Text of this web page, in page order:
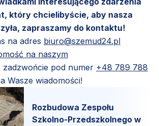
który chcielibyście, aby nasza
zapraszamy do kontaktu!
na adres biuro@szemud24.pl
na naszym
zadzwońcie pod numer +48 789 788
Wasze wiadomości!
Rozbudowa Zespołu
Szkolno-Przedszkolnego w